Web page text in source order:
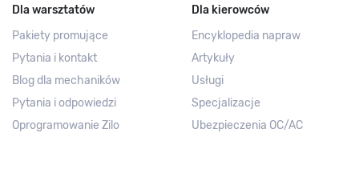
Dla warsztatów
Pakiety promujące
Pytania i kontakt
Blog dla mechaników
Pytania i odpowiedzi
Oprogramowanie Zilo
Dla kierowców
Encyklopedia napraw
Artykuły
Usługi
Specjalizacje
Ubezpieczenia OC/AC